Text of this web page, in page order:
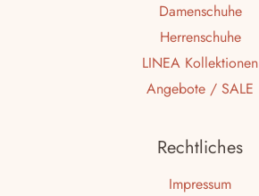
Damenschuhe
Herrenschuhe
LINEA Kollektionen
Angebote / SALE
Rechtliches
Impressum